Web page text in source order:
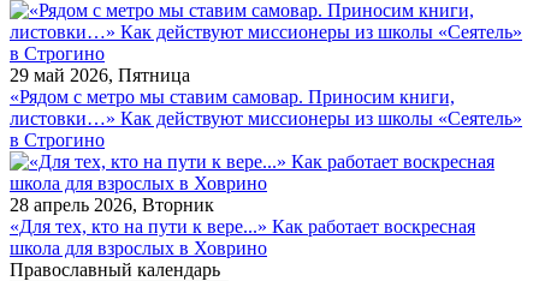
29 май 2026, Пятница
«Рядом с метро мы ставим самовар. Приносим книги,
листовки…» Как действуют миссионеры из школы «Сеятель»
в Строгино
28 апрель 2026, Вторник
«Для тех, кто на пути к вере...» Как работает воскресная
школа для взрослых в Ховрино
Православный календарь